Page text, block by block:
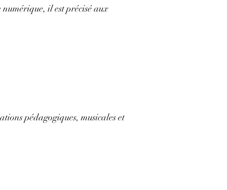
il est précisé aux
pédagogiques, musicales et